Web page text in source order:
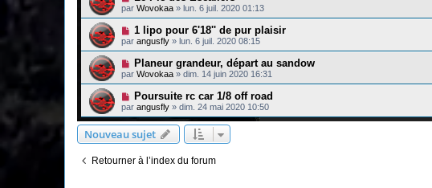
par Wovokaa » lun. 6 juil. 2020 01:13
1 lipo pour 6'18'' de pur plaisir
par angusfly » lun. 6 juil. 2020 08:15
Planeur grandeur, départ au sandow
par Wovokaa » dim. 14 juin 2020 16:31
Poursuite rc car 1/8 off road
par angusfly » dim. 24 mai 2020 10:50
Nouveau sujet
Retourner à l’index du forum